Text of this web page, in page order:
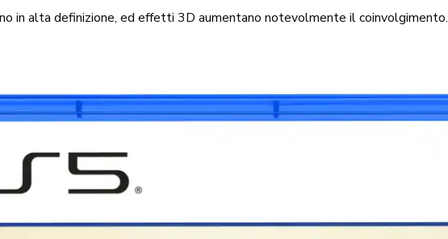
in alta definizione, ed effetti 3D aumentano notevolmente il coinvolgimento.